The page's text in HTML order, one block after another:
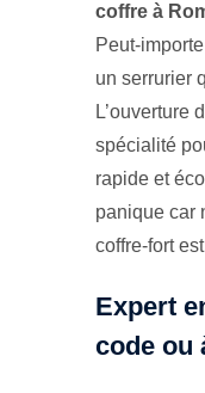
coffre à
Peut-
un serrurier
L’ouverture
spécialité
rapide et
panique car
coffre-fort
Expert
code ou